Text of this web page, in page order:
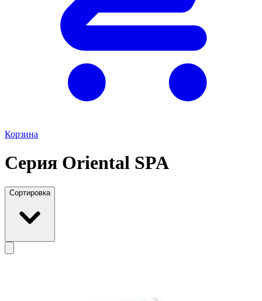
Корзина
Серия Oriental SPA
Сортировка